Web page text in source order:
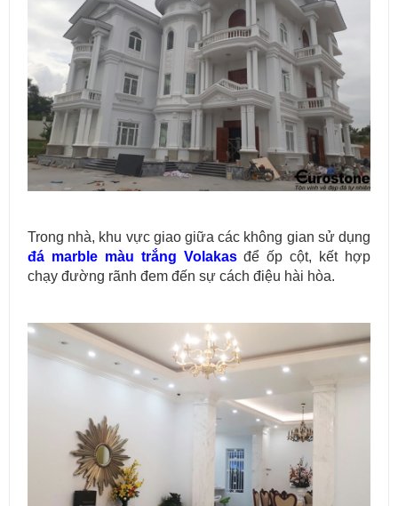
Trong nhà, khu vực giao giữa các không gian sử dụng
đá marble màu trắng Volakasđể ốp cột, kết hợp
chạy đường rãnh đem đến sự cách điệu hài hòa.